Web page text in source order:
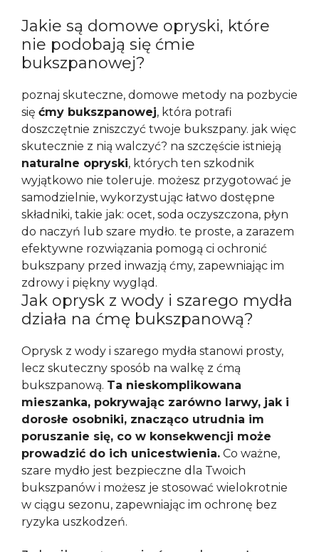
Jakie są domowe opryski, które
nie podobają się ćmie
bukszpanowej?
poznaj skuteczne, domowe metody na pozbycie
się ćmy bukszpanowej, która potrafi
doszczętnie zniszczyć twoje bukszpany. jak więc
skutecznie z nią walczyć? na szczęście istnieją
naturalne opryski, których ten szkodnik
wyjątkowo nie toleruje. możesz przygotować je
samodzielnie, wykorzystując łatwo dostępne
składniki, takie jak: ocet, soda oczyszczona, płyn
do naczyń lub szare mydło. te proste, a zarazem
efektywne rozwiązania pomogą ci ochronić
bukszpany przed inwazją ćmy, zapewniając im
zdrowy i piękny wygląd.
Jak oprysk z wody i szarego mydła
działa na ćmę bukszpanową?
Oprysk z wody i szarego mydła stanowi prosty,
lecz skuteczny sposób na walkę z ćmą
bukszpanową. Ta nieskomplikowana
mieszanka, pokrywając zarówno larwy, jak i
dorosłe osobniki, znacząco utrudnia im
poruszanie się, co w konsekwencji może
prowadzić do ich unicestwienia. Co ważne,
szare mydło jest bezpieczne dla Twoich
bukszpanów i możesz je stosować wielokrotnie
w ciągu sezonu, zapewniając im ochronę bez
ryzyka uszkodzeń.